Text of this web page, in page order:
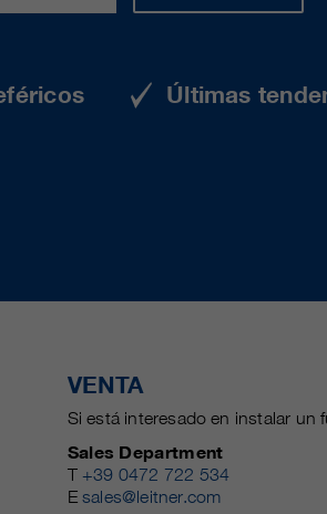
Últimas
VENTA
Si está interesado en instalar un
Sales Department
T +39 0472 722 534
Esales@leitner.com